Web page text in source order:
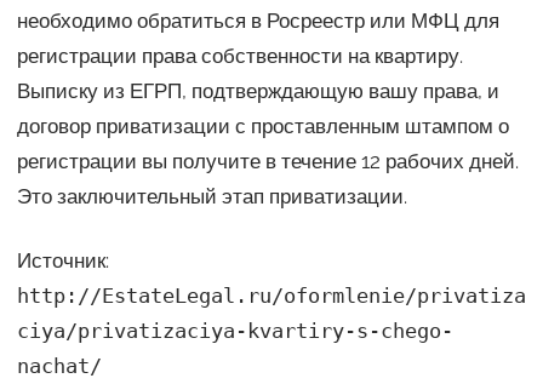
необходимо обратиться в Росреестр или МФЦ для
регистрации права собственности на квартиру.
Выписку из ЕГРП, подтверждающую вашу права, и
договор приватизации с проставленным штампом о
регистрации вы получите в течение 12 рабочих дней.
Это заключительный этап приватизации.
Источник:
http://EstateLegal.ru/oformlenie/privatiza
ciya/privatizaciya-kvartiry-s-chego-
nachat/